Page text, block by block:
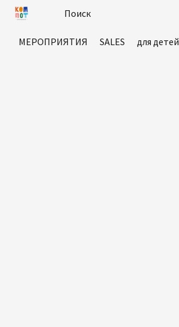
МЕРОПРИЯТИЯ SALES для детей